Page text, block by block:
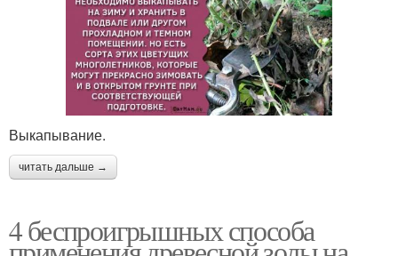
Выкапывание.
читать дальше →
4 беспроигрышных способа